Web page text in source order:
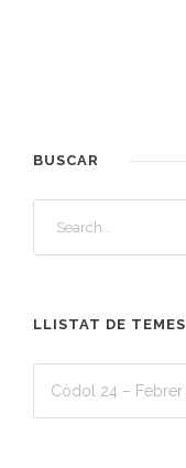
BUSCAR
LLISTAT DE TEMES